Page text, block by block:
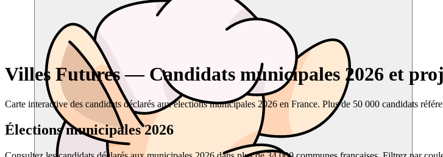
Villes Futures — Candidats municipales 2026 et
Carte interactive des candidats déclarés aux élections municipales 2026 en France. Plus de 50 000 candidats
Élections municipales 2026